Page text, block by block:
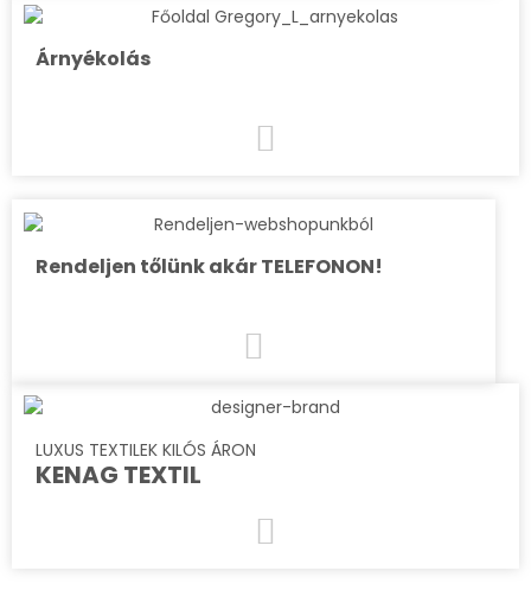
Árnyékolás
Rendeljen tőlünk akár TELEFONON!
LUXUS TEXTILEK KILÓS ÁRON
KENAG TEXTIL